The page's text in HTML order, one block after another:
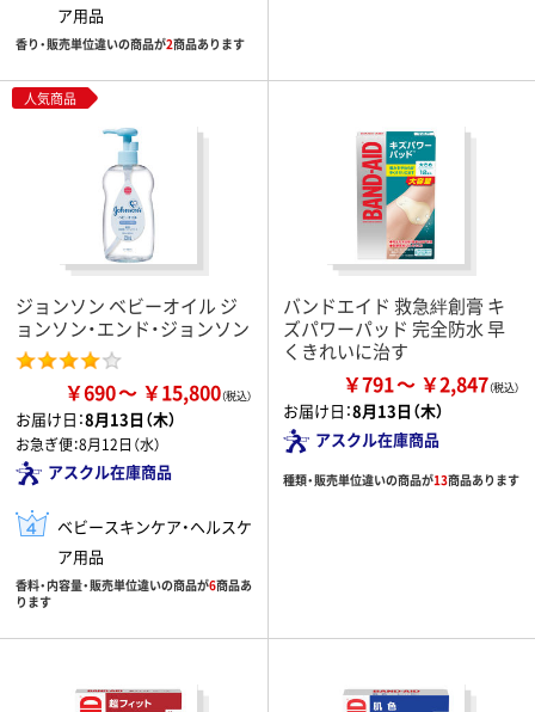
ア用品
香り・販売単位違いの商品が2商品あります
人気商品
ジョンソン ベビーオイル ジ
ョンソン・エンド・ジョンソン
￥690 ￥15,800
お届け日：8月13日（木）
お急ぎ便：8月12日（水）
アスクル在庫商品
ベビースキンケア・ヘルスケ
ア用品
香料・内容量・販売単位違いの商品が6商品あ
ります
バンドエイド 救急絆創膏 キ
ズパワーパッド 完全防水 早
くきれいに治す
￥791 ￥2,847
お届け日：8月13日（木）
アスクル在庫商品
種類・販売単位違いの商品が13商品あります